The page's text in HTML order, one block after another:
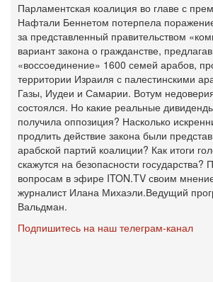
Парламентская коалиция во главе с
Нафтали Беннетом потерпела
за представленный правительством
вариант закона о гражданстве,
«воссоединение» 1600 семей арабов,
территории Израиля с палестинскими
Газы, Иудеи и Самарии. Вотум
состоялся. Но какие реальные
получила оппозиция? Насколько
продлить действие закона были
арабской партий коалиции? Как итоги
скажутся на безопасности государства?
вопросам в эфире ITON.TV своим
журналист Илана Михаэли.Ведущий
Вальдман.
Подпишитесь на наш телеграм-канал